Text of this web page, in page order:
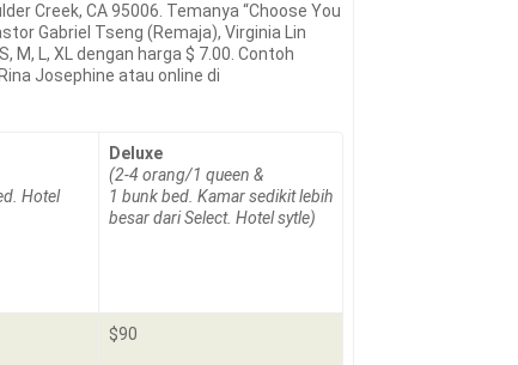
Creek, CA 95006. Temanya “Choose You
Gabriel Tseng (Remaja), Virginia Lin
L, XL dengan harga $ 7.00. Contoh
Josephine atau online di
Hotel
Deluxe
(2-4 orang/1 queen &
1 bunk bed. Kamar sedikit lebih
besar dari Select. Hotel sytle)
$90